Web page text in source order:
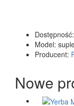
Dostępność:
Model:
Producent:
Nowe